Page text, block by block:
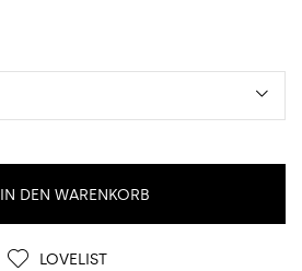
IN DEN WARENKORB
LOVELIST